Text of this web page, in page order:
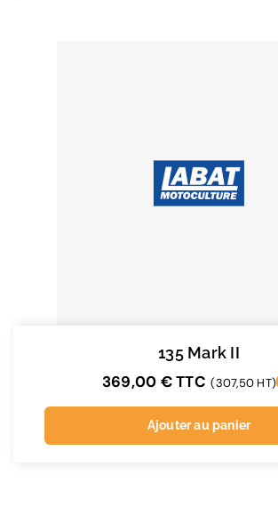
135 Mark II
369,00 €TTC (307,50 HT)
Ajouter au panier